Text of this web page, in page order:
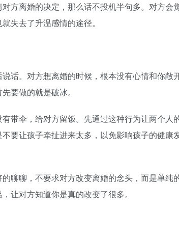
离婚的决定，那么话不投机半句多。对方会
失去了升温感情的途径。
。对方想离婚的时候，根本没有心情和你敞
要做的就是破冰。
伞，给对方留饭。先通过这种行为让两个人
要让孩子牵扯进来太多，以免影响孩子的健康
聊，不要求对方改变离婚的念头，而是单纯
让对方知道你是真的改变了很多。